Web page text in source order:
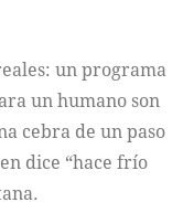
un programa
un humano son
cebra de un paso
dice “hace frío